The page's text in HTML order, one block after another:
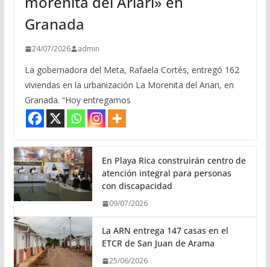
Granada
24/07/2026 admin
La gobernadora del Meta, Rafaela Cortés, entregó 162
viviendas en la urbanización La Morenita del Ariari, en
Granada. “Hoy entregamos
En Playa Rica construirán centro de
atención integral para personas
con discapacidad
09/07/2026
La ARN entrega 147 casas en el
ETCR de San Juan de Arama
25/06/2026